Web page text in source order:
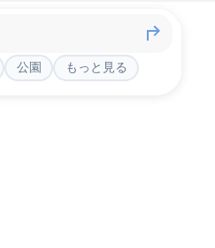
公園 もっと見る